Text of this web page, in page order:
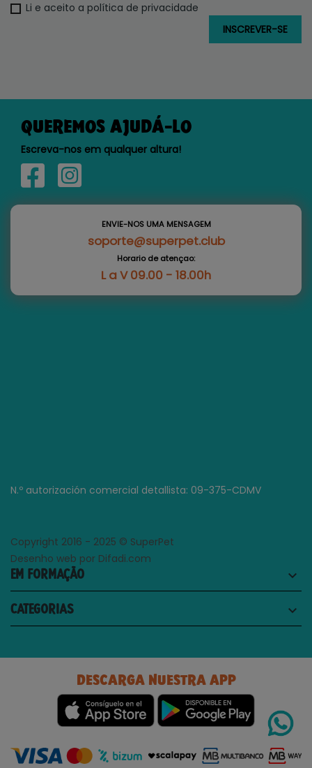
Li e aceito a política de privacidade
QUEREMOS AJUDÁ-LO
Escreva-nos em qualquer altura!
ENVIE-NOS UMA MENSAGEM
soporte@superpet.club
Horario de atençao:
L a V 09.00 - 18.00h
N.º autorización comercial detallista: 09-375-CDMV
Copyright 2016 - 2025 © SuperPet
Desenho web por Difadi.com
EM FORMAÇÃO keyboard_arrow_down
CATEGORIAS keyboard_arrow_down
DESCARGA NUESTRA APP